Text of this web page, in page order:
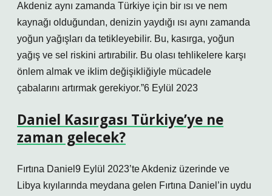
Akdeniz aynı zamanda Türkiye için bir ısı ve nem
kaynağı olduğundan, denizin yaydığı ısı aynı zamanda
yoğun yağışları da tetikleyebilir. Bu, kasırga, yoğun
yağış ve sel riskini artırabilir. Bu olası tehlikelere karşı
önlem almak ve iklim değişikliğiyle mücadele
çabalarını artırmak gerekiyor.”6 Eylül 2023
Daniel Kasırgası Türkiye’ye ne
zaman gelecek?
Fırtına Daniel9 Eylül 2023’te Akdeniz üzerinde ve
Libya kıyılarında meydana gelen Fırtına Daniel’in uydu